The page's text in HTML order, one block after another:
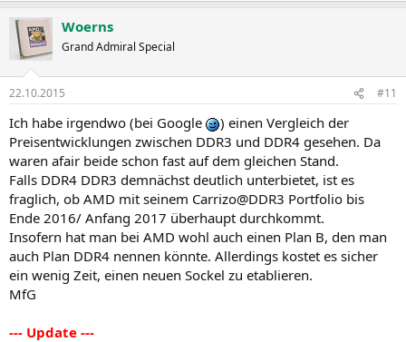
Woerns
Grand Admiral Special
22.10.2015 #11
Ich habe irgendwo (bei Google
) einen Vergleich der
Preisentwicklungen zwischen DDR3 und DDR4 gesehen. Da
waren afair beide schon fast auf dem gleichen Stand.
Falls DDR4 DDR3 demnächst deutlich unterbietet, ist es
fraglich, ob AMD mit seinem Carrizo@DDR3 Portfolio bis
Ende 2016/ Anfang 2017 überhaupt durchkommt.
Insofern hat man bei AMD wohl auch einen Plan B, den man
auch Plan DDR4 nennen könnte. Allerdings kostet es sicher
ein wenig Zeit, einen neuen Sockel zu etablieren.
MfG
--- Update ---